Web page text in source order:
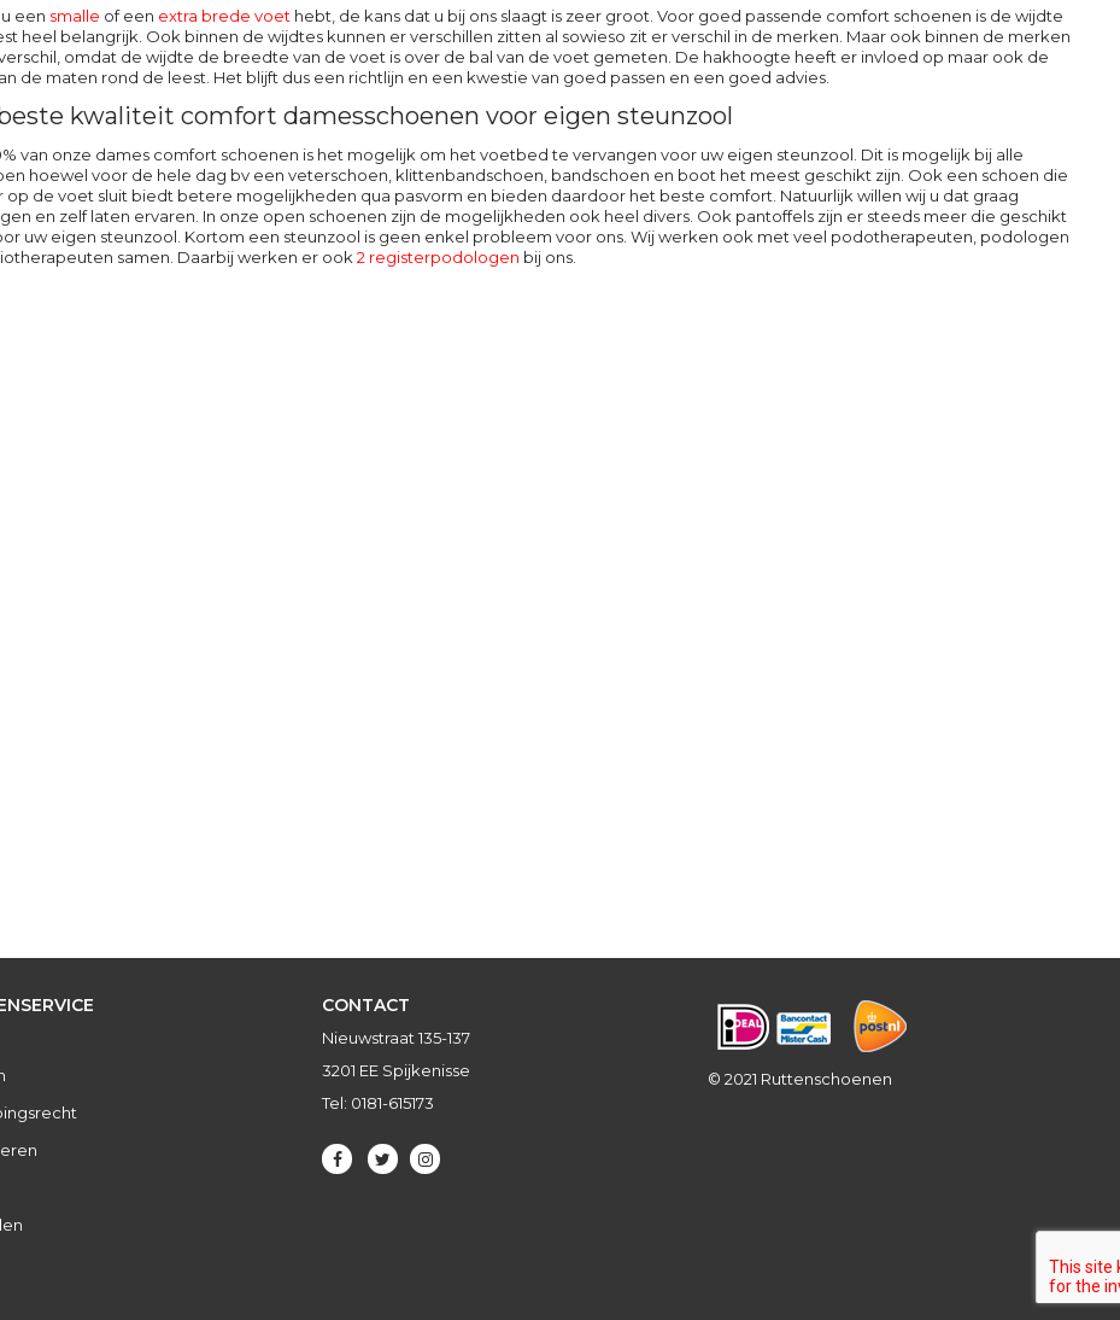
een smalle of een extra brede voethebt, de kans dat u bij ons slaagt is zeer groot. Voor goed passende comfort schoenen is de wijdte
heel belangrijk. Ook binnen de wijdtes kunnen er verschillen zitten al sowieso zit er verschil in de merken. Maar ook binnen de merken
omdat de wijdte de breedte van de voet is over de bal van de voet gemeten. De hakhoogte heeft er invloed op maar ook de
de maten rond de leest. Het blijft dus een richtlijn en een kwestie van goed passen en een goed advies.
kwaliteit comfort damesschoenen voor eigen steunzool
van onze dames comfort schoenen is het mogelijk om het voetbed te vervangen voor uw eigen steunzool. Dit is mogelijk bij alle
hoewel voor de hele dag bv een veterschoen, klittenbandschoen, bandschoen en boot het meest geschikt zijn. Ook een schoen die
op de voet sluit biedt betere mogelijkheden qua pasvorm en bieden daardoor het beste comfort. Natuurlijk willen wij u dat graag
en zelf laten ervaren. In onze open schoenen zijn de mogelijkheden ook heel divers. Ook pantoffels zijn er steeds meer die geschikt
uw eigen steunzool. Kortom een steunzool is geen enkel probleem voor ons. Wij werken ook met veel podotherapeuten, podologen
samen. Daarbij werken er ook2 registerpodologen bij ons.
CONTACT
Nieuwstraat 135-137
3201 EE Spijkenisse
Tel: 0181-615173
© 2021 Ruttenschoenen